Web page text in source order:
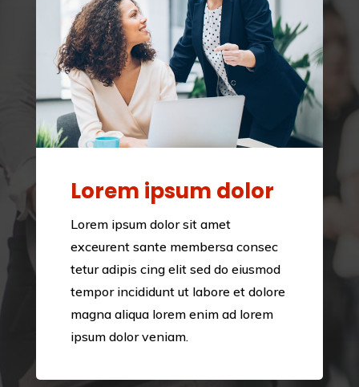
Lorem ipsum dolor
Lorem ipsum dolor sit amet
exceurent sante membersa consec
tetur adipis cing elit sed do eiusmod
tempor incididunt ut labore et dolore
magna aliqua lorem enim ad lorem
ipsum dolor veniam.